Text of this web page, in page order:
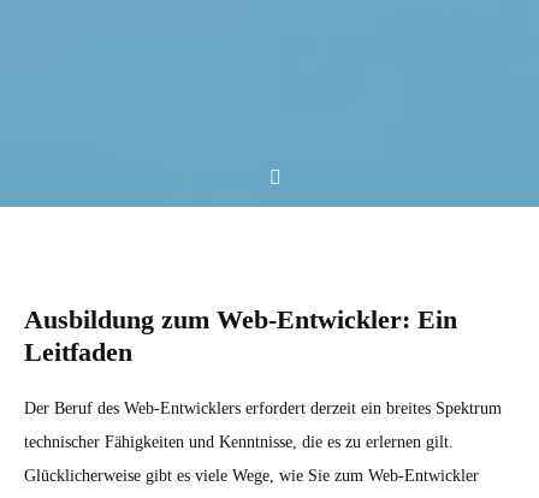
Ausbildung zum Web-Entwickler: Ein
Leitfaden
Der Beruf des Web-Entwicklers erfordert derzeit ein breites Spektrum
technischer Fähigkeiten und Kenntnisse, die es zu erlernen gilt.
Glücklicherweise gibt es viele Wege, wie Sie zum Web-Entwickler